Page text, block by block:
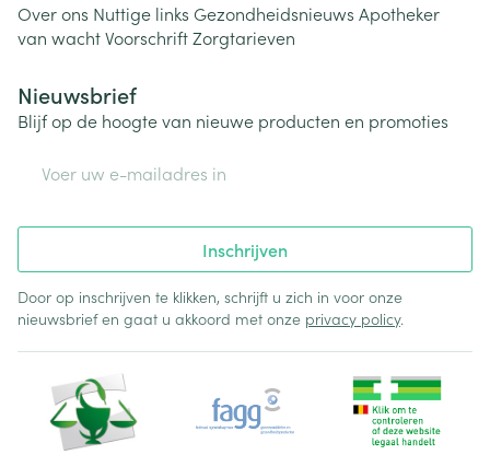
Over ons Nuttige links Gezondheidsnieuws Apotheker
van wachtVoorschriftZorgtarieven
Nieuwsbrief
Blijf op de hoogte van nieuwe producten en promoties
Inschrijven
Door op inschrijven te klikken, schrijft u zich in voor onze
nieuwsbrief en gaat u akkoord met onze privacy policy.